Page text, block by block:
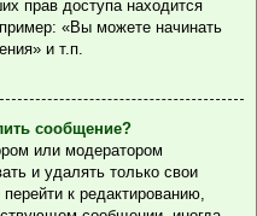
прав доступа находится
«Вы можете начинать
и т.п.
сообщение?
или модератором
и удалять только свои
к редактированию,